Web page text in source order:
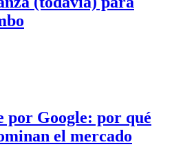
Google: por qué
el mercado